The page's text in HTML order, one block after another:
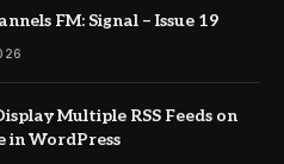
FM: Signal – Issue 19
Multiple RSS Feeds on
in WordPress